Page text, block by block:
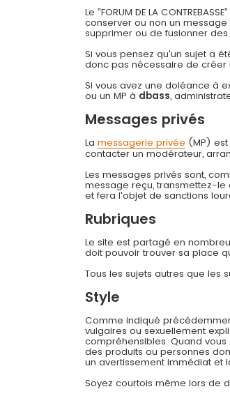
Le ”FORUM DE LA
conserver ou non un
supprimer ou de fusionner
Si vous pensez qu'un sujet a
donc pas nécessaire de créer
Si vous avez une doléance à
ou un MP à dbass,
Messages privés
Lamessagerie privée (MP)
contacter un modérateur,
Les messages privés sont,
message reçu, transmettez-
et fera l'objet de sanctions
Rubriques
Le site est partagé en
doit pouvoir trouver sa place
Tous les sujets autres que les
Style
Comme indiqué précédemment
vulgaires ou sexuellement
compréhensibles. Quand
des produits ou personnes
un avertissement immédiat et
Soyez courtois même lors de